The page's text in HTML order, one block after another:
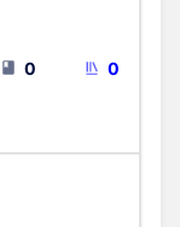
0 0